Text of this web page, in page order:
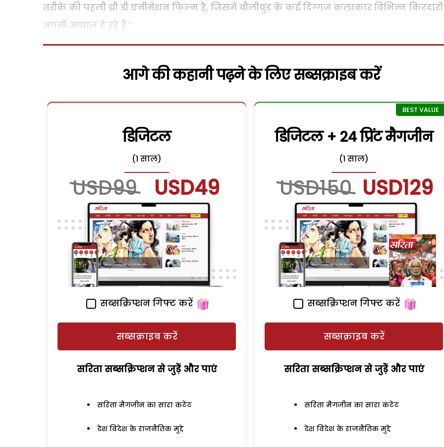
तरीके की पहली थ्री डी एनीमेशन फिल्म है, जिसमें बौलीवुड के कई दिग्गज कलाकार विभिन्न
अपनी आवाज दे रहे हैं.’’
आगे की कहानी पढ़ने के लिए सब्सक्राइब करें
डिजिटल
(1 साल)
USD99 USD49
सब्सक्रिप्शन गिफ्ट करें
सब्सक्राइब करें
सरिता सब्सक्रिप्शन से जुड़ेें और पाएं
सरिता मैगजीन का सारा कंटेंट
देश विदेश के राजनैतिक मुद्दे
डिजिटल + 24 प्रिंट मैगजीन
(1 साल)
USD150 USD129
सब्सक्रिप्शन गिफ्ट करें
सब्सक्राइब करें
सरिता सब्सक्रिप्शन से जुड़ेें और पाएं
सरिता मैगजीन का सारा कंटेंट
देश विदेश के राजनैतिक मुद्दे